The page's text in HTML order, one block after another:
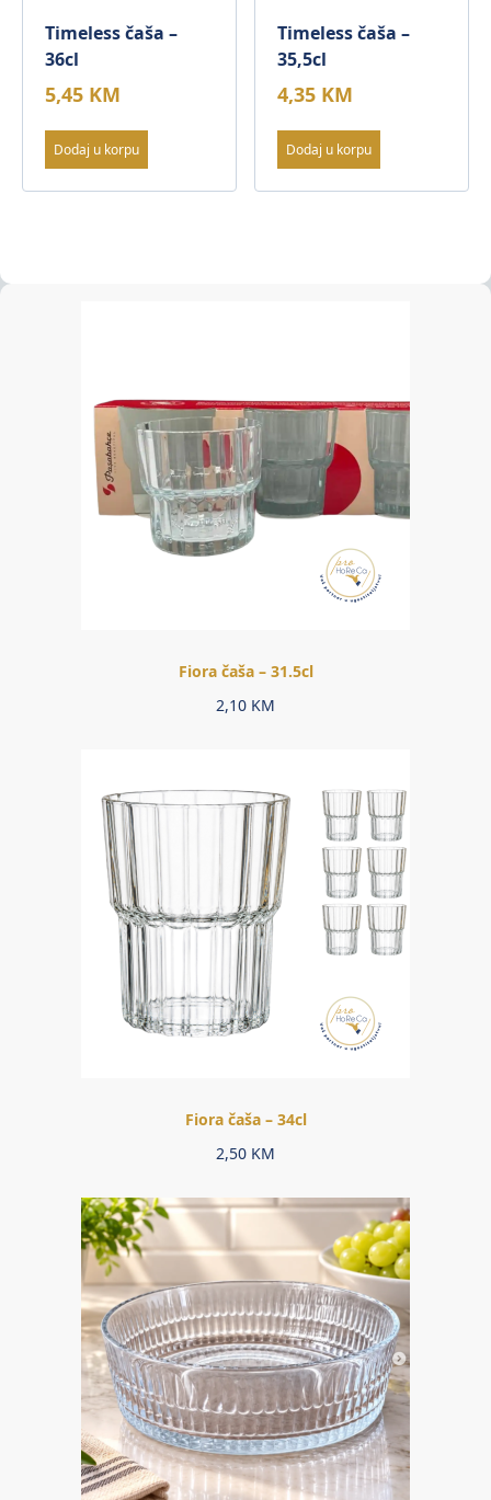
Timeless čaša –
36cl
5,45 KM
Dodaj u korpu
Timeless čaša –
35,5cl
4,35 KM
Dodaj u korpu
Fiora čaša – 31.5cl
2,10 KM
Fiora čaša – 34cl
2,50 KM